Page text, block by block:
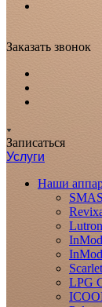
Заказать звонок
Записаться
Услуги
Наши
LPG